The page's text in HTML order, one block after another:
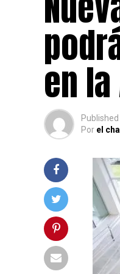
en
Published
Por el